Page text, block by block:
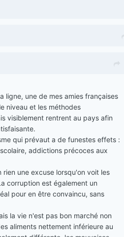
ligne, une de mes amies françaises
niveau et les méthodes
visiblement rentrent au pays afin
qui prévaut a de funestes effets :
addictions précoces aux
une excuse lorsqu'on voit les
corruption est également un
pour en être convaincu, sans
la vie n'est pas bon marché non
aliments nettement inférieure au